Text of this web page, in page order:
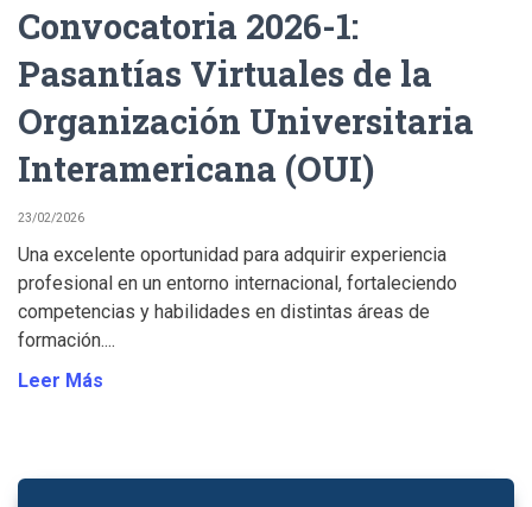
Convocatoria 2026-1:
Pasantías Virtuales de la
Organización Universitaria
Interamericana (OUI)
23/02/2026
Una excelente oportunidad para adquirir experiencia
profesional en un entorno internacional, fortaleciendo
competencias y habilidades en distintas áreas de
formación....
Leer Más